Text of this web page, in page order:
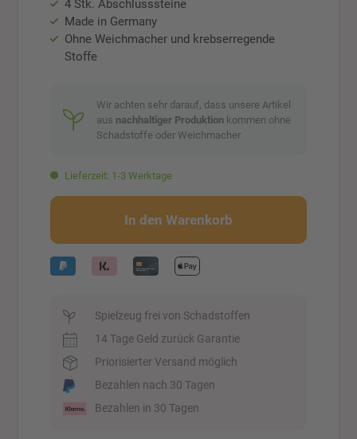
4 Stk. Abschlusssteine
Made in Germany
Ohne Weichmacher und krebserregende
Stoffe
Wir achten sehr darauf, dass unsere Artikel
aus nachhaltiger Produktionkommen ohne
Schadstoffe oder Weichmacher
Lieferzeit: 1-3 Werktage
In den Warenkorb
Spielzeug frei von Schadstoffen
14 Tage Geld zurück Garantie
Priorisierter Versand möglich
Bezahlen nach 30 Tagen
Bezahlen in 30 Tagen